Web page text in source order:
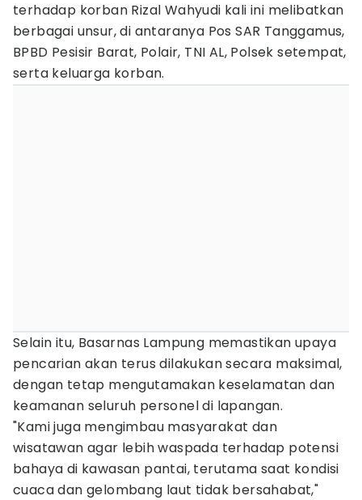
terhadap korban Rizal Wahyudi kali ini melibatkan
berbagai unsur, di antaranya Pos SAR Tanggamus,
BPBD Pesisir Barat, Polair, TNI AL, Polsek setempat,
serta keluarga korban.
Selain itu, Basarnas Lampung memastikan upaya
pencarian akan terus dilakukan secara maksimal,
dengan tetap mengutamakan keselamatan dan
keamanan seluruh personel di lapangan.
"Kami juga mengimbau masyarakat dan
wisatawan agar lebih waspada terhadap potensi
bahaya di kawasan pantai, terutama saat kondisi
cuaca dan gelombang laut tidak bersahabat,"